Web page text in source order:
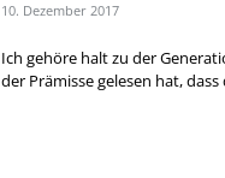
10. Dezember 2017
Ich gehöre halt zu der
der Prämisse gelesen hat,